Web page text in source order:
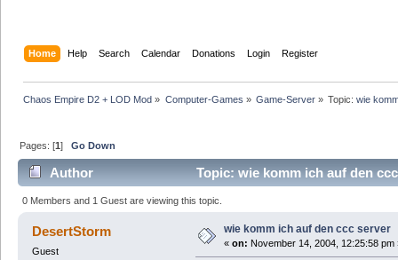
Home Help Search Calendar Donations Login Register
Chaos Empire D2 + LOD Mod » Computer-Games » Game-Server» Topic:wie
Pages: [1]Go Down
Author Topic: wie komm ich auf den
0 Members and 1 Guest are viewing this topic.
DesertStorm
Guest
wie komm ich auf den ccc server
« on: November 14, 2004, 12:25:58 pm